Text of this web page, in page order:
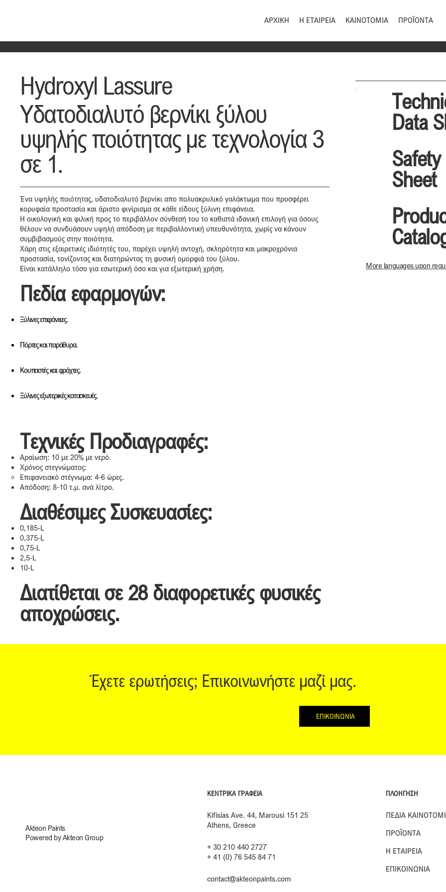
ΑΡΧΙΚΗ Η ΕΤΑΙΡΕΙΑ ΚΑΙΝΟΤΟΜΙΑ ΠΡΟΪΟΝΤΑ
Hydroxyl Lassure
Υδατοδιαλυτό βερνίκι ξύλου
υψηλής ποιότητας με τεχνολογία 3
σε 1.
Ένα υψηλής ποιότητας, υδατοδιαλυτό βερνίκι απο πολυακρυλικό γαλάκτωμα που προσφέρει
κορυφαία προστασία και άριστο φινίρισμα σε κάθε είδους ξύλινη επιφάνεια.
Η οικολογική και φιλική προς το περιβάλλον σύνθεσή του το καθιστά ιδανική επιλογή για όσους
θέλουν να συνδυάσουν υψηλή απόδοση με περιβαλλοντική υπευθυνότητα, χωρίς να κάνουν
συμβιβασμούς στην ποιότητα.
Χάρη στις εξαιρετικές ιδιότητές του, παρέχει υψηλή αντοχή, σκληρότητα και μακροχρόνια
προστασία, τονίζοντας και διατηρώντας τη φυσική ομορφιά του ξύλου.
Είναι κατάλληλο τόσο για εσωτερική όσο και για εξωτερική χρήση.
Πεδία εφαρμογών:
Ξύλινες επιφάνειες.
Πόρτες και παράθυρα.
Κουπαστές και φράχτες.
Ξύλινες εξωτερικές κατασκευές.​​
Τεχνικές Προδιαγραφές:
Αραίωση: 10 με 20% με νερό.
Χρόνος στεγνώματος:
Επιφανειακό στέγνωμα: 4-6 ώρες.
Απόδοση: 8-10 τ.μ. ανά λίτρο.
Διαθέσιμες Συσκευασίες:
0,185-L
0,375-L
0,75-L
2,5-L
10-L
Διατίθεται σε 28 διαφορετικές φυσικές
αποχρώσεις.
Data
Sheet
More languages upon
Έχετε ερωτήσεις; Επικοινωνήστε μαζί μας.
ΕΠΙΚΟΙΝΩΝΙΑ
Akteon Paints
Powered by Akteon Group
ΚΕΝΤΡΙΚΑ ΓΡΑΦΕΙΑ
Kifisias Ave. 44, Marousi 151 25
Athens, Greece
+ 30 210 440 2727
+ 41 (0) 76 545 84 71
contact@akteonpaints.com
ΠΛΟΗΓΗΣΗ
ΠΕΔΙΑ
ΠΡΟΪΟΝΤΑ
Η ΕΤΑΙΡΕΙΑ
ΕΠΙΚΟΙΝΩΝΙΑ